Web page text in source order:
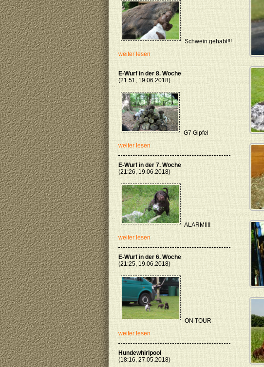
Schwein gehabt!!!
weiter lesen
E-Wurf in der 8. Woche
(21:51, 19.06.2018)
G7 Gipfel
weiter lesen
E-Wurf in der 7. Woche
(21:26, 19.06.2018)
ALARM!!!!
weiter lesen
E-Wurf in der 6. Woche
(21:25, 19.06.2018)
ON TOUR
weiter lesen
Hundewhirlpool
(18:16, 27.05.2018)